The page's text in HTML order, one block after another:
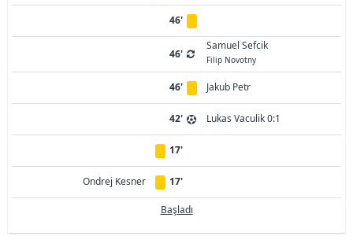
46'
46'
Samuel Sefcik
Filip Novotny
46' Jakub Petr
42' Lukas Vaculik 0:1
17'
Ondrej Kesner 17'
Başladı